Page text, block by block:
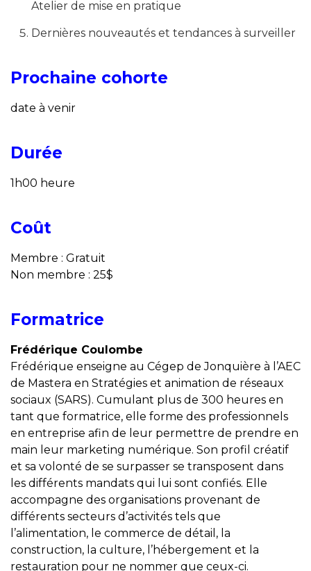
Atelier de mise en pratique
Dernières nouveautés et tendances à surveiller
Prochaine cohorte
date à venir
Durée
1h00 heure
Coût
Membre : Gratuit
Non membre : 25$
Formatrice
Frédérique Coulombe
Frédérique enseigne au Cégep de Jonquière à l’AEC
de Mastera en Stratégies et animation de réseaux
sociaux (SARS). Cumulant plus de 300 heures en
tant que formatrice, elle forme des professionnels
en entreprise afin de leur permettre de prendre en
main leur marketing numérique. Son profil créatif
et sa volonté de se surpasser se transposent dans
les différents mandats qui lui sont confiés. Elle
accompagne des organisations provenant de
différents secteurs d’activités tels que
l’alimentation, le commerce de détail, la
construction, la culture, l’hébergement et la
restauration pour ne nommer que ceux-ci.